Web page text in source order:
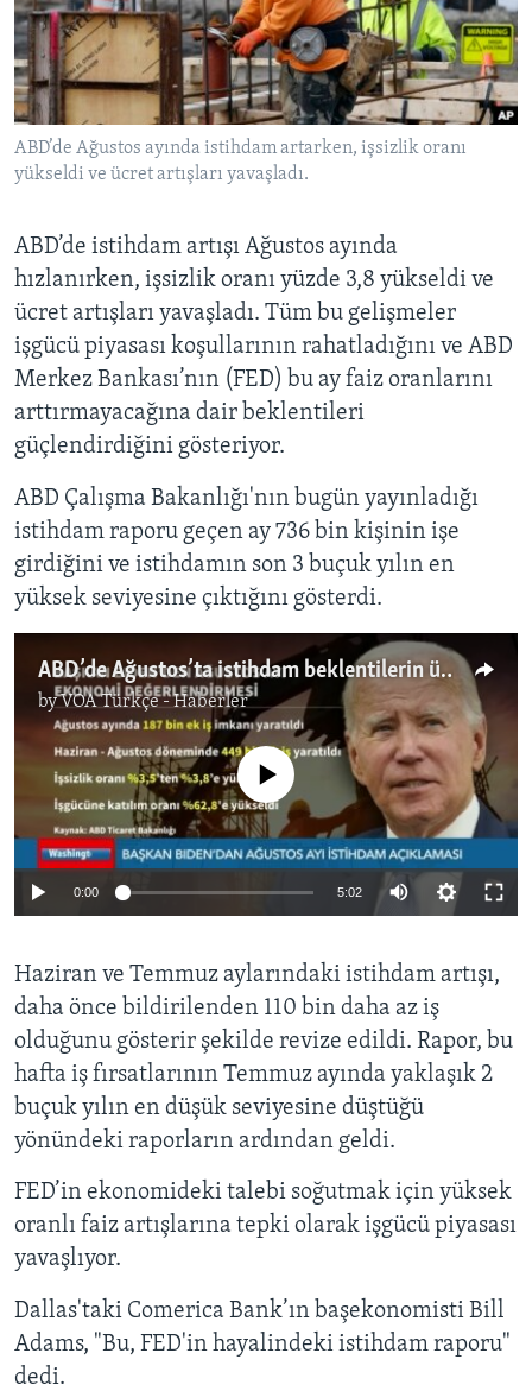
HAYATTAN
SANAT
BIZI TAKIP EDIN
Diller
ABD’de Ağustos ayında istihdam artarken, işsizlik oranı
yükseldi ve ücret artışları yavaşladı.
ABD’de istihdam artışı Ağustos ayında
hızlanırken, işsizlik oranı yüzde 3,8 yükseldi ve
ücret artışları yavaşladı. Tüm bu gelişmeler
işgücü piyasası koşullarının rahatladığını ve ABD
Merkez Bankası’nın (FED) bu ay faiz oranlarını
arttırmayacağına dair beklentileri
güçlendirdiğini gösteriyor.
ABD Çalışma Bakanlığı'nın bugün yayınladığı
istihdam raporu geçen ay 736 bin kişinin işe
girdiğini ve istihdamın son 3 buçuk yılın en
yüksek seviyesine çıktığını gösterdi.
ABD’de Ağustos’ta istihdam beklentilerin üstünde arttı
byVOA Türkçe - Haberler
No media source currently available
0:00 5:02
Haziran ve Temmuz aylarındaki istihdam artışı,
daha önce bildirilenden 110 bin daha az iş
olduğunu gösterir şekilde revize edildi. Rapor, bu
hafta iş fırsatlarının Temmuz ayında yaklaşık 2
buçuk yılın en düşük seviyesine düştüğü
yönündeki raporların ardından geldi.
FED’in ekonomideki talebi soğutmak için yüksek
oranlı faiz artışlarına tepki olarak işgücü piyasası
yavaşlıyor.
Dallas'taki Comerica Bank’ın başekonomisti Bill
Adams, "Bu, FED'in hayalindeki istihdam raporu"
dedi.